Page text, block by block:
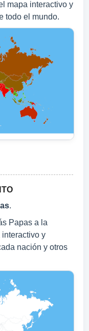
mapa interactivo y
todo el mundo.
.
Papas a la
interactivo y
nación y otros